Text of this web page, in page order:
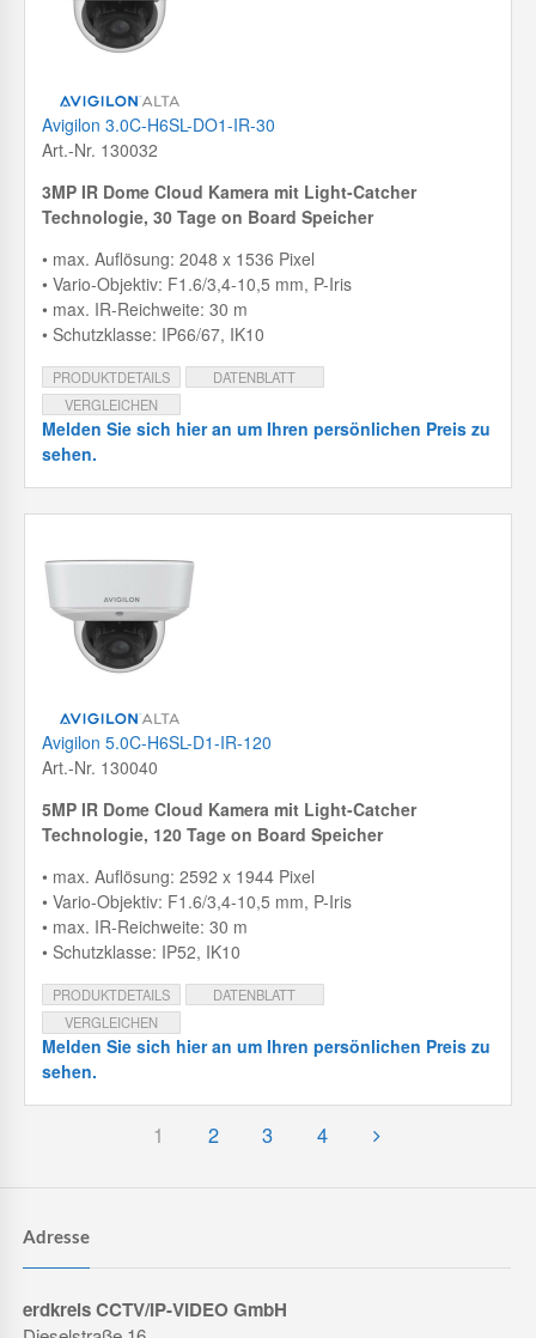
Avigilon 3.0C-H6SL-DO1-IR-30
Art.-Nr. 130032
3MP IR Dome Cloud Kamera mit Light-Catcher
Technologie, 30 Tage on Board Speicher
• max. Auflösung: 2048 x 1536 Pixel
• Vario-Objektiv: F1.6/3,4-10,5 mm, P-Iris
• max. IR-Reichweite: 30 m
• Schutzklasse: IP66/67, IK10
PRODUKTDETAILS
DATENBLATT
VERGLEICHEN
Melden Sie sich hier an um Ihren persönlichen Preis zu
sehen.
Avigilon 5.0C-H6SL-D1-IR-120
Art.-Nr. 130040
5MP IR Dome Cloud Kamera mit Light-Catcher
Technologie, 120 Tage on Board Speicher
• max. Auflösung: 2592 x 1944 Pixel
• Vario-Objektiv: F1.6/3,4-10,5 mm, P-Iris
• max. IR-Reichweite: 30 m
• Schutzklasse: IP52, IK10
PRODUKTDETAILS
DATENBLATT
VERGLEICHEN
Melden Sie sich hier an um Ihren persönlichen Preis zu
sehen.
1 2 3 4
Adresse
erdkreis CCTV/IP-VIDEO GmbH